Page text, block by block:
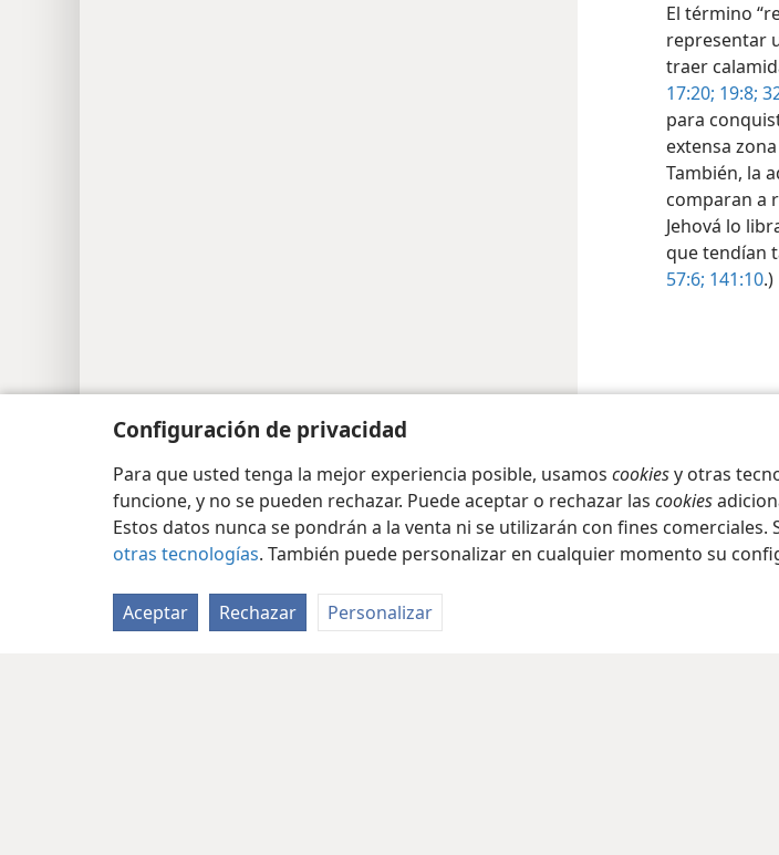
Configuración de privacidad
Para que usted tenga la mejor experiencia posible, usamos cookiesy otras
funcione, y no se pueden rechazar. Puede aceptar o rechazar las cookies
Estos datos nunca se pondrán a la venta ni se utilizarán con fines comerciales.
otras tecnologías. También puede personalizar en cualquier momento su
Aceptar Rechazar Personalizar
El término
representar
traer
17:20; 19:8;
para
extensa
También, la
comparan a
Jehová lo
que tendían
57:6; 141:10.)